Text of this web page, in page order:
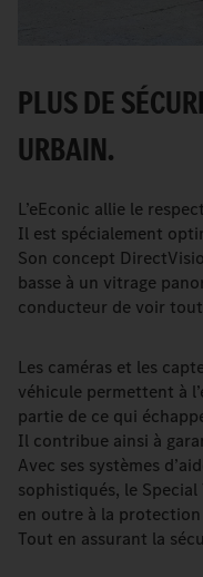
PLUS DE
URBAIN.
L’eEconic allie le
Il est spécialement
Son concept
basse à un vitrage
conducteur de voir
Les caméras et les
véhicule permettent à
partie de ce qui
Il contribue ainsi à
Avec ses systèmes
sophistiqués, le
en outre à la
Tout en assurant la